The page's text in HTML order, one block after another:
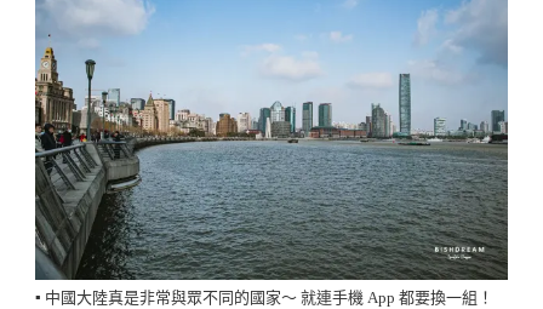
Travellers
China
▪️ 中國大陸真是非常與眾不同的國家～ 就連手機 App 都要換一組！